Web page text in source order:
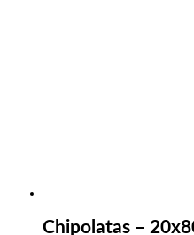
Chipolatas –